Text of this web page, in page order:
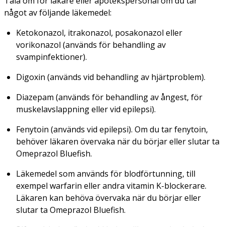
något av följande läkemedel:
Ketokonazol, itrakonazol, posakonazol eller
vorikonazol (används för behandling av
svampinfektioner).
Digoxin (används vid behandling av hjärtproblem).
Diazepam (används för behandling av ångest, för
muskelavslappning eller vid epilepsi).
Fenytoin (används vid epilepsi). Om du tar fenytoin,
behöver läkaren övervaka när du börjar eller slutar ta
Omeprazol Bluefish.
Läkemedel som används för blodförtunning, till
exempel warfarin eller andra vitamin K-blockerare.
Läkaren kan behöva övervaka när du börjar eller
slutar ta Omeprazol Bluefish.